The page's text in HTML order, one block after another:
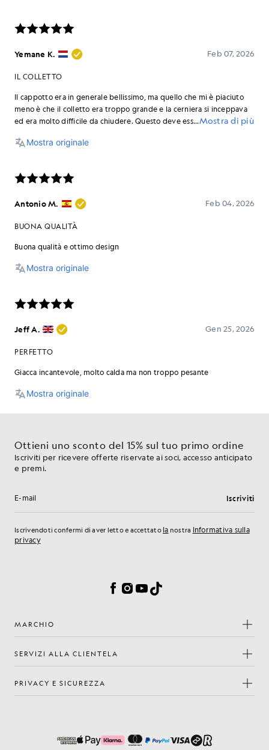
Ottieni uno sconto del 15% sul tuo primo ordine
Iscriviti per ricevere offerte riservate ai soci, accesso anticipato
e premi.
Indirizzo e-mail Iscriviti
Iscrivendoti confermi di aver letto e accettato la nostra Informativa sulla
privacy
Facebook
Instagram
YouTube
TikTok
MARCHIO
SERVIZI ALLA CLIENTELA
PRIVACY E SICUREZZA